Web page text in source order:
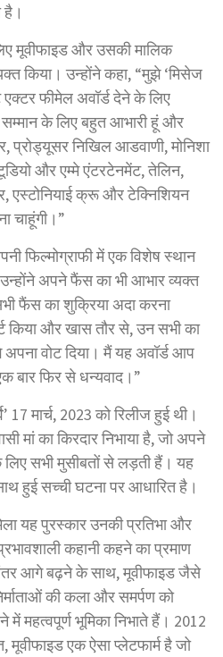
है।
मूवीफाइड और उसकी मालिक
किया। उन्होंने कहा, “मुझे ‘मिसेज
एक्टर फीमेल अवॉर्ड देने के लिए
के लिए बहुत आभारी हूं और
प्रोड्यूसर निखिल आडवाणी, मोनिशा
और एम्मे एंटरटेनमेंट, तेलिन,
एस्टोनियाई क्रू और टेक्निशियन
चाहूंगी।”
फिल्मोग्राफी में एक विशेष स्थान
अपने फैंस का भी आभार व्यक्त
फैंस का शुक्रिया अदा करना
किया और खास तौर से, उन सभी का
वोट दिया। मैं यह अवॉर्ड आप
बार फिर से धन्यवाद।”
17 मार्च, 2023 को रिलीज हुई थी।
मां का किरदार निभाया है, जो अपने
सभी मुसीबतों से लड़ती हैं। यह
हुई सच्ची घटना पर आधारित है।
यह पुरस्कार उनकी प्रतिभा और
कहानी कहने का प्रमाण
आगे बढ़ने के साथ, मूवीफाइड जैसे
की कला और समर्पण को
महत्वपूर्ण भूमिका निभाते हैं। 2012
मूवीफाइड एक ऐसा प्लेटफार्म है जो